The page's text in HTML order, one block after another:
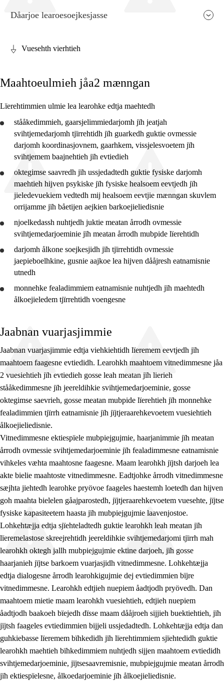
Jarngebiehkieh
Dåaresthfaageles teemah
Vihkeles tjiehpiesvoeth
2. daltese
4. daltese
10. daltese
Jåa1
Jåa2
Jåa3
Dåarjoe learoesoejkesjasse
Vuesehth vierhtieh
Maahtoeulmieh jåa2 mænngan
Lïerehtimmien ulmie lea learohke edtja maehtedh
stååkedimmieh, gaarsjelimmiedarjomh jïh jeatjah
svihtjemedarjomh tjïrrehtidh jïh guarkedh guktie ovmessie
darjomh koordinasjovnem, gaarhkem, vissjelesvoetem jïh
svihtjemem baajnehtieh jïh evtiedieh
oktegimse saavredh jïh ussjedadtedh guktie fysiske darjomh
maehtieh hijven psykiske jïh fysiske healsoem eevtjedh jïh
jieledevuekiem vedtedh mij healsoem eevtjie mænngan skuvlem
orrijamme jïh båetijen aejkien barkoejieliedisnie
njoelkedassh nuhtjedh juktie meatan årrodh ovmessie
svihtjemedarjoeminie jïh meatan årrodh mubpide lïerehtidh
darjomh ålkone soejkesjidh jïh tjïrrehtidh ovmessie
jaepieboelhkine, gusnie aajkoe lea hijven dååjresh eatnamisnie
utnedh
monnehke fealadimmiem eatnamisnie nuhtjedh jïh maehtedh
ålkoejieledem tjïrrehtidh voengesne
Jaabnan vuarjasjimmie
Jaabnan vuarjasjimmie edtja viehkiehtidh lïeremem eevtjedh jïh
maahtoem faagesne evtiedidh. Learohkh maahtoem vitnedimmesne jåa
2 vuesiehtieh jïh evtiedieh gosse leah meatan jïh lierieh
stååkedimmesne jïh jeereldihkie svihtjemedarjoeminie, gosse
oktegimse saevrieh, gosse meatan mubpide lïerehtieh jïh monnehke
fealadimmien tjïrrh eatnamisnie jïh jïjtjeraarehkevoetem vuesiehtieh
ålkoejieliedisnie.
Vitnedimmesne ektiespïele mubpiejgujmie, haarjanimmie jïh meatan
årrodh ovmessie svihtjemedarjoeminie jïh fealadimmesne eatnamisnie
vihkeles væhta maahtosne faagesne. Maam learohkh jïjtsh darjoeh lea
akte bielie maahtoste vitnedimmesne. Eadtjohke årrodh vitnedimmesne
sæjhta jiehtedh learohke pryövoe faageles haestemh loetedh dan hijven
goh maahta bielelen gåajparostedh, jïjtjeraarehkevoetem vuesehte, jïjtse
fysiske kapasiteetem haasta jïh mubpiejgujmie laavenjostoe.
Lohkehtæjja edtja sjïehteladtedh guktie learohkh leah meatan jïh
lïeremelastose skreejrehtidh jeereldihkie svihtjemedarjomi tjïrrh mah
learohkh oktegh jallh mubpiejgujmie ektine darjoeh, jïh gosse
haarjanieh jïjtse barkoem vuarjasjidh vitnedimmesne. Lohkehtæjja
edtja dialogesne årrodh learohkigujmie dej evtiedimmien bïjre
vitnedimmesne. Learohkh edtjieh nuepiem åadtjodh pryövedh. Dan
maahtoem mietie maam learohkh vuesiehtieh, edtjieh nuepiem
åadtjodh baakoeh bïejedh dïsse maam dååjroeh sijjieh buektiehtieh, jïh
jïjtsh faageles evtiedimmien bijjeli ussjedadtedh. Lohkehtæjja edtja dan
guhkiebasse lïeremem bïhkedidh jïh lïerehtimmiem sjïehtedidh guktie
learohkh maehtieh bïhkedimmiem nuhtjedh sijjen maahtoem evtiedidh
svihtjemedarjoeminie, jïjtsesaavremisnie, mubpiejgujmie meatan årrodh
jïh ektiespïelesne, ålkoedarjoeminie jïh ålkoejieliedisnie.